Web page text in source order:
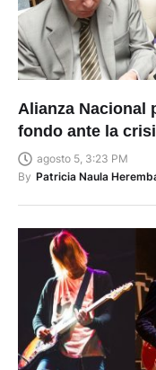
Alianza Nacional
fondo ante la
agosto 5, 3:23 PM
By Patricia Naula